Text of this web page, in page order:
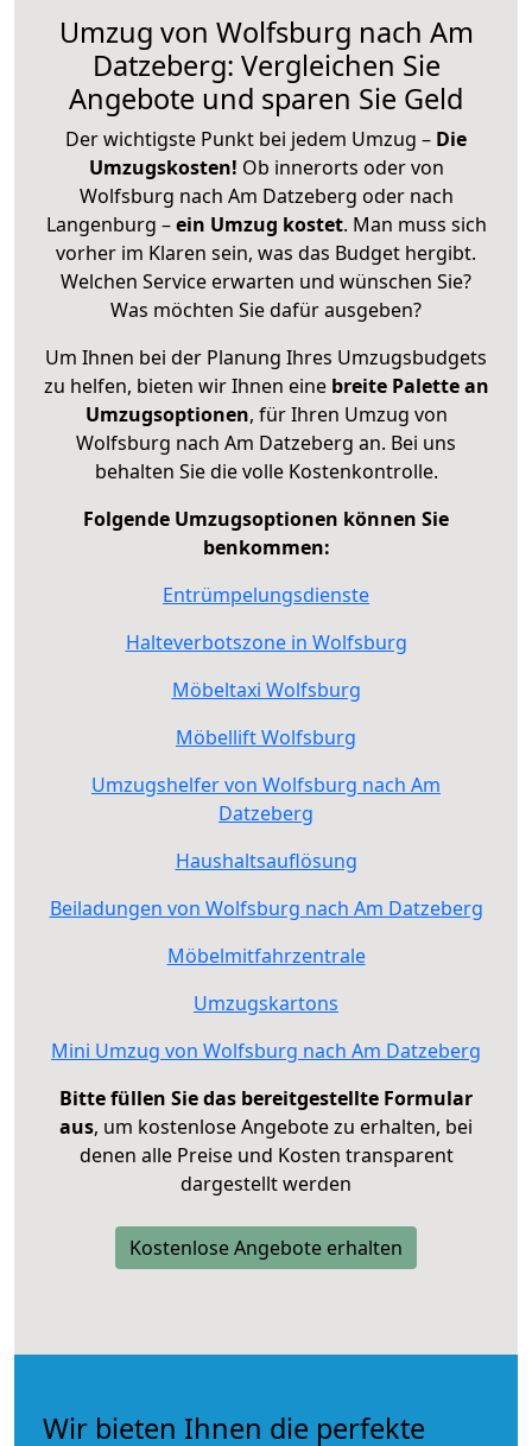
Umzug von Wolfsburg nach Am
Datzeberg: Vergleichen Sie
Angebote und sparen Sie Geld
Der wichtigste Punkt bei jedem Umzug – Die
Umzugskosten! Ob innerorts oder von
Wolfsburg nach Am Datzeberg oder nach
Langenburg –ein Umzug kostet. Man muss sich
vorher im Klaren sein, was das Budget hergibt.
Welchen Service erwarten und wünschen Sie?
Was möchten Sie dafür ausgeben?
Um Ihnen bei der Planung Ihres Umzugsbudgets
zu helfen, bieten wir Ihnen eine breite Palette an
Umzugsoptionen, für Ihren Umzug von
Wolfsburg nach Am Datzeberg an. Bei uns
behalten Sie die volle Kostenkontrolle.
Folgende Umzugsoptionen können Sie
benkommen:
Entrümpelungsdienste
Halteverbotszone in Wolfsburg
Möbeltaxi Wolfsburg
Möbellift Wolfsburg
Umzugshelfer von Wolfsburg nach Am
Datzeberg
Haushaltsauflösung
Beiladungen von Wolfsburg nach Am Datzeberg
Möbelmitfahrzentrale
Umzugskartons
Mini Umzug von Wolfsburg nach Am Datzeberg
Bitte füllen Sie das bereitgestellte Formular
aus, um kostenlose Angebote zu erhalten, bei
denen alle Preise und Kosten transparent
dargestellt werden
Kostenlose Angebote erhalten
Wir bieten Ihnen die perfekte